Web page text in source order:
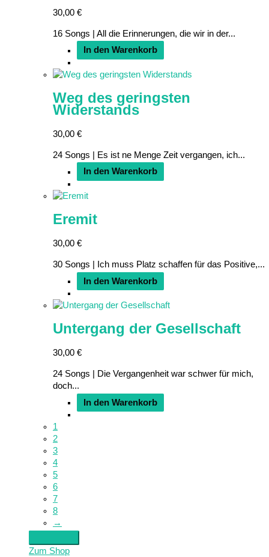
30,00 €
16 Songs | All die Erinnerungen, die wir in der...
In den Warenkorb
Weg des geringsten
Widerstands
30,00 €
24 Songs | Es ist ne Menge Zeit vergangen, ich...
In den Warenkorb
Eremit
30,00 €
30 Songs | Ich muss Platz schaffen für das Positive,...
In den Warenkorb
Untergang der Gesellschaft
30,00 €
24 Songs | Die Vergangenheit war schwer für mich,
doch...
In den Warenkorb
1
2
3
4
5
6
7
8
→
Zum Shop